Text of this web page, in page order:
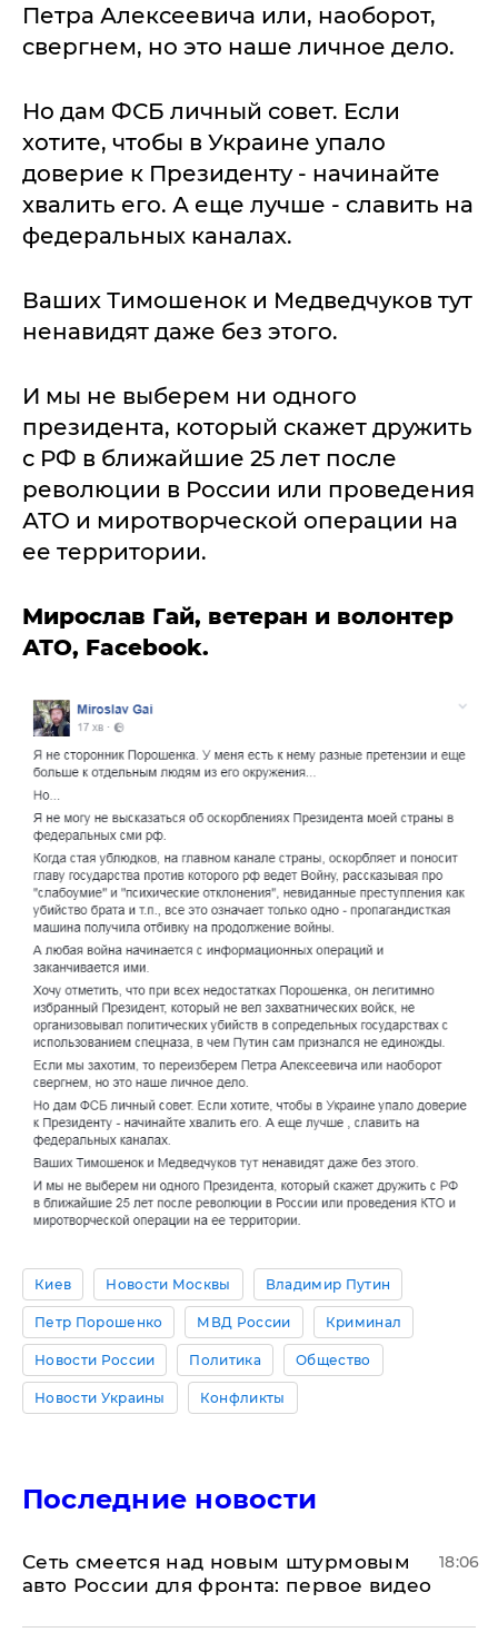
Петра Алексеевича или, наоборот,
свергнем, но это наше личное дело.
Но дам ФСБ личный совет. Если
хотите, чтобы в Украине упало
доверие к Президенту - начинайте
хвалить его. А еще лучше - славить на
федеральных каналах.
Ваших Тимошенок и Медведчуков тут
ненавидят даже без этого.
И мы не выберем ни одного
президента, который скажет дружить
с РФ в ближайшие 25 лет после
революции в России или проведения
АТО и миротворческой операции на
ее территории.
Мирослав Гай, ветеран и волонтер
АТО, Facebook.
Киев Новости Москвы Владимир Путин
Петр Порошенко МВД России Криминал
Новости России Политика Общество
Новости Украины Конфликты
Последние новости
Сеть смеется над новым штурмовым
авто России для фронта: первое видео
18:06